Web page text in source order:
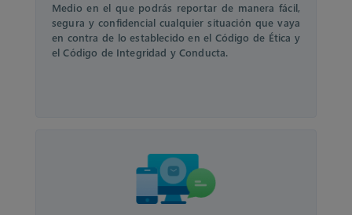
Medio en el que podrás reportar de manera fácil,
segura y confidencial cualquier situación que vaya
en contra de lo establecido en el Código de Ética y
el Código de Integridad y Conducta.